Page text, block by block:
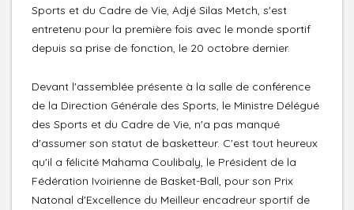
Sports et du Cadre de Vie, Adjé Silas Metch, s'est
entretenu pour la première fois avec le monde sportif
depuis sa prise de fonction, le 20 octobre dernier.
Devant l'assemblée présente à la salle de conférence
de la Direction Générale des Sports, le Ministre Délégué
des Sports et du Cadre de Vie, n'a pas manqué
d'assumer son statut de basketteur. C'est tout heureux
qu'il a félicité Mahama Coulibaly, le Président de la
Fédération Ivoirienne de Basket-Ball, pour son Prix
Natonal d'Excellence du Meilleur encadreur sportif de